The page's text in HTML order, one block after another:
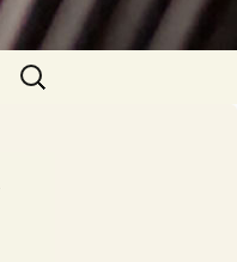
Suchen
nach: